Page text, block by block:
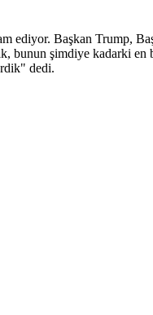
Başkan Trump,
bunun şimdiye kadarki
dedi.